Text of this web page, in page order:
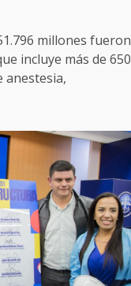
millones fueron
incluye más de 650